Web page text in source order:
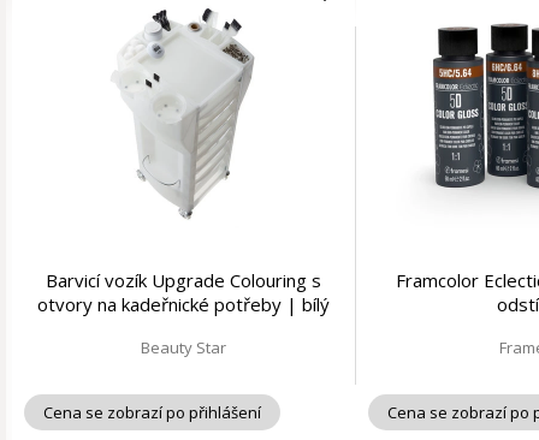
Barvicí vozík Upgrade Colouring s
otvory na kadeřnické potřeby | bílý
Beauty Star
Cena se zobrazí po přihlášení
Framcolor
Cena se zobrazí po